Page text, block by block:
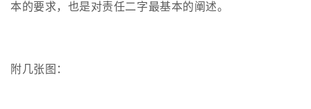
本的要求，也是对责任二字最基本的阐述。
附几张图：